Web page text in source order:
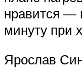
нравится —
минуту при
Ярослав